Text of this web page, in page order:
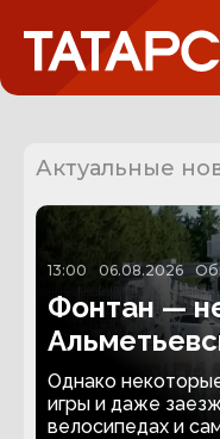
Актуальные
13:00 06.08.2026
Фонтан —
правилах
Однако
игры и даже
велосипедах и